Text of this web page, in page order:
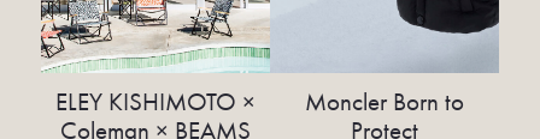
ELEY KISHIMOTO ×
Coleman × BEAMS
Moncler Born to
Protect